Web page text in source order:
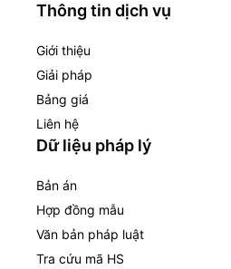
Thông tin dịch vụ
Giới thiệu
Giải pháp
Bảng giá
Liên hệ
Dữ liệu pháp lý
Bản án
Hợp đồng mẫu
Văn bản pháp luật
Tra cứu mã HS